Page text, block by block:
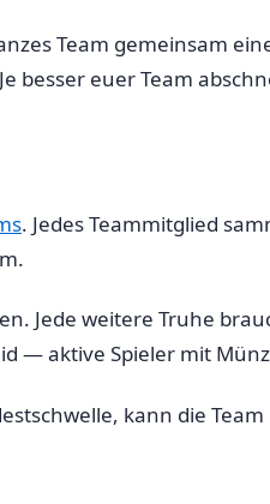
Team gemeinsam
besser euer Team
. Jedes Teammitglied
Jede weitere Truhe
— aktive Spieler mit
kann die